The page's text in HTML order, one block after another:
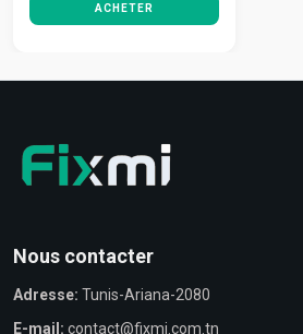
ACHETER
Nous contacter
Adresse: Tunis-Ariana-2080
E-mail: contact@fixmi.com.tn